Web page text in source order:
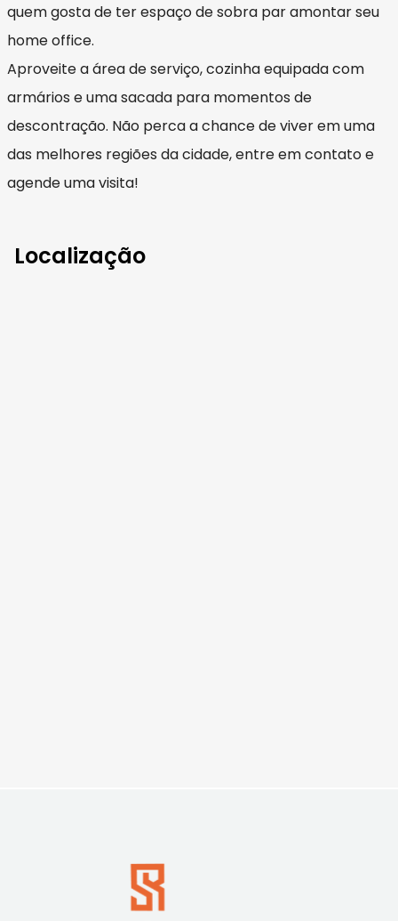
quem gosta de ter espaço de sobra par amontar seu
home office.
Aproveite a área de serviço, cozinha equipada com
armários e uma sacada para momentos de
descontração. Não perca a chance de viver em uma
das melhores regiões da cidade, entre em contato e
agende uma visita!
Localização